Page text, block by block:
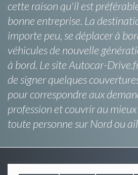
cette raison qu'il est
bonne entreprise. La
importe peu, se déplacer à
véhicules de nouvelle
à bord. Le site Autocar-
de signer quelques
pour correspondre aux
profession et couvrir au mieux
toute personne sur Nord ou